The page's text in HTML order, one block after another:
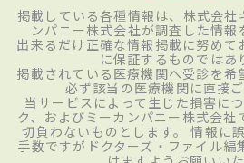
掲載している各種情報は、株式会社
ンパニー株式会社が調査した情報
出来るだけ正確な情報掲載に努めて
に保証するものではあ
掲載されている医療機関へ受診を希
必ず該当の医療機関に直接ご
当サービスによって生じた損害に
ク、およびミーカンパニー株式会社
切負わないものとします。 情報に
手数ですがドクターズ・ファイル編